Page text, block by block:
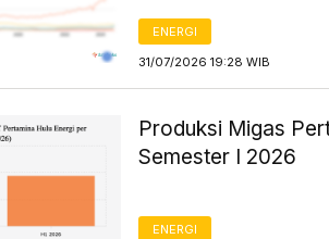
ENERGI
31/07/2026 19:28 WIB
Produksi Migas
Semester I 2026
ENERGI